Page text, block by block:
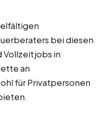
bei diesen
Vollzeitjobs in
an
für Privatpersonen